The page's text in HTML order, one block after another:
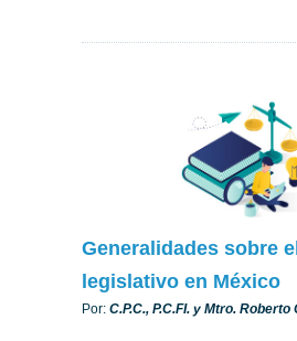
Generalidades sobre
legislativo en México
Por: C.P.C., P.C.FI. y Mtro. Roberto